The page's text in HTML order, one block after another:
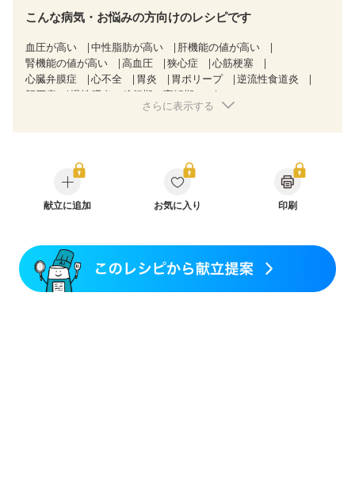
こんな病気・お悩みの方向けのレシピです
血圧が高い 中性脂肪が高い
肝機能の値が高い
腎機能の値が高い
高血圧 狭心症
心筋梗塞
心臓弁膜症
心不全 胃炎 胃ポリープ
逆流性食道炎
胆石症
慢性膵炎（移行期・寛解期）
過敏性腸症候群（IBS）
胃がん（抗がん剤治療中）
胃がん治療を終えた方・経過観察中の方
大腸がん治療を終えた方・経過観察中の方
妊婦健診・体重増加が気になる（初期）
妊婦健診・血圧が気になる（初期）
妊婦健診・血糖値が気になる（初期）
さらに表示する
献立に追加 お気に入り 印刷